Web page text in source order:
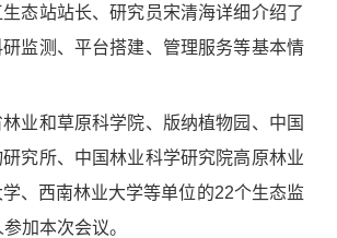
态站站长、研究员宋清海详细介绍了
监测、平台搭建、管理服务等基本情
和草原科学院、版纳植物园、中国
究所、中国林业科学研究院高原林业
、西南林业大学等单位的22个生态监
加本次会议。